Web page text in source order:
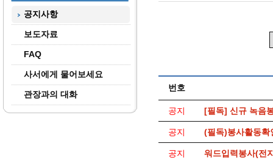
공지사항
보도자료
FAQ
사서에게 물어보세요
관장과의 대화
번호
공지 [필독] 신규 녹음
공지 (필독)봉사활동확
공지 워드입력봉사(전